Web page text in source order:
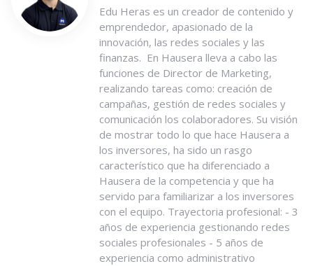
Edu Heras es un creador de contenido y
emprendedor, apasionado de la
innovación, las redes sociales y las
finanzas. En Hausera lleva a cabo las
funciones de Director de Marketing,
realizando tareas como: creación de
campañas, gestión de redes sociales y
comunicación los colaboradores. Su visión
de mostrar todo lo que hace Hausera a
los inversores, ha sido un rasgo
característico que ha diferenciado a
Hausera de la competencia y que ha
servido para familiarizar a los inversores
con el equipo. Trayectoria profesional: - 3
años de experiencia gestionando redes
sociales profesionales - 5 años de
experiencia como administrativo